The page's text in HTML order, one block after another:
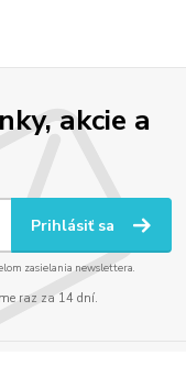
akcie a
Prihlásiť sa
zasielania newslettera.
raz za 14 dní.